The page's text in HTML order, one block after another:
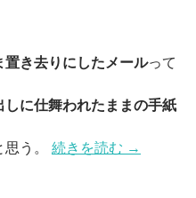
き去りにしたメールって
に仕舞われたままの手紙
う。 続きを読む →